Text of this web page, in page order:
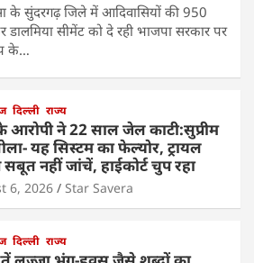
के सुंदरगढ़ जिले में आदिवासियों की 950
डालमिया सीमेंट को दे रही भाजपा सरकार पर
के…
दिल्ली राज्य
आरोपी ने 22 साल जेल काटी:सुप्रीम
यह सिस्टम का फेल्योर, ट्रायल
सबूत नहीं जांचें, हाईकोर्ट चुप रहा
6, 2026 Star Savera
दिल्ली राज्य